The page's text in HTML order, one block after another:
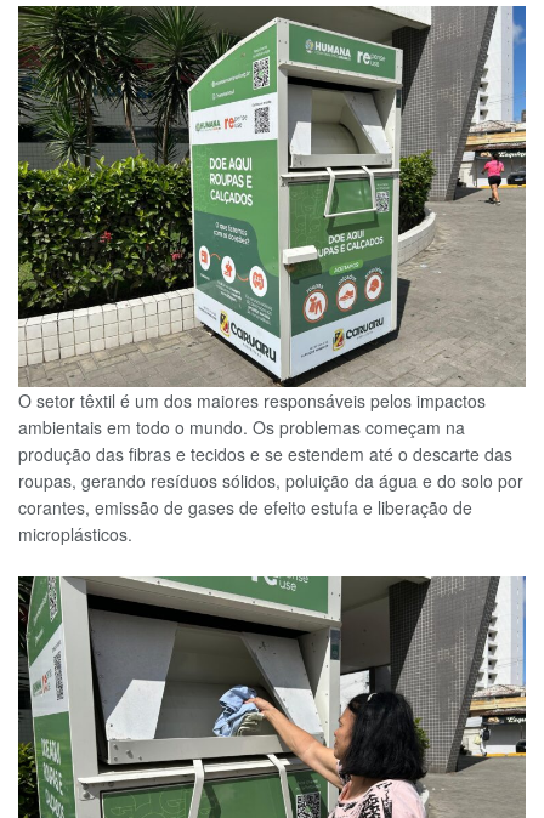
O setor têxtil é um dos maiores responsáveis pelos impactos
ambientais em todo o mundo. Os problemas começam na
produção das fibras e tecidos e se estendem até o descarte das
roupas, gerando resíduos sólidos, poluição da água e do solo por
corantes, emissão de gases de efeito estufa e liberação de
microplásticos.